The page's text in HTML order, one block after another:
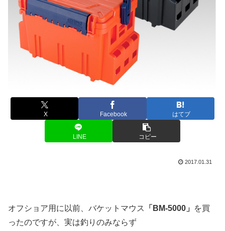
X Facebook はてブ
LINE コピー
2017.01.31
オフショア用に以前、バケットマウス 「BM-5000」
を買
ったのですが、実は釣りのみならず